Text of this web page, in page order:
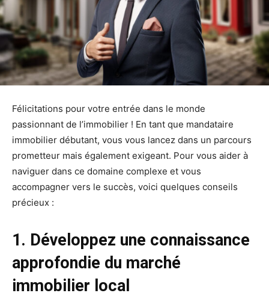
Félicitations pour votre entrée dans le monde
passionnant de l’immobilier ! En tant que mandataire
immobilier débutant, vous vous lancez dans un parcours
prometteur mais également exigeant. Pour vous aider à
naviguer dans ce domaine complexe et vous
accompagner vers le succès, voici quelques conseils
précieux :
1. Développez une connaissance
approfondie du marché
immobilier local